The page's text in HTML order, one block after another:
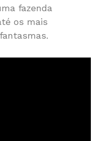
fazenda
os mais